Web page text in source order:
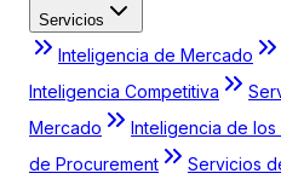
Servicios
Inteligencia de Mercado
Inteligencia Competitiva
Mercado
Inteligencia de los
de Procurement
Servicios